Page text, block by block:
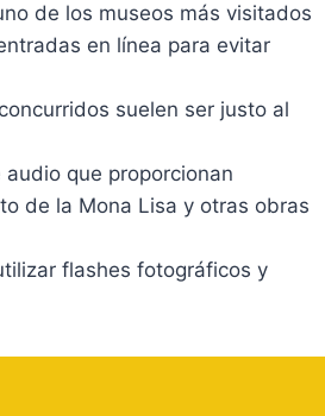
de los museos más visitados
en línea para evitar
suelen ser justo al
que proporcionan
de la Mona Lisa y otras obras
flashes fotográficos y